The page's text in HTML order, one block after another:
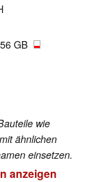
GB
wie
ähnlichen
einsetzen.
anzeigen